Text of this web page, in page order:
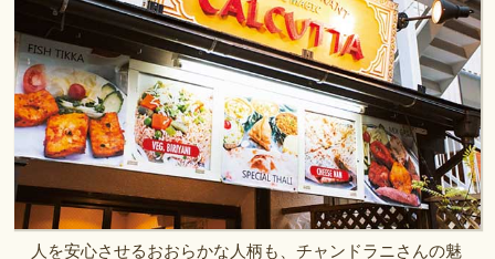
人を安心させるおおらかな人柄も、チャンドラニさんの魅